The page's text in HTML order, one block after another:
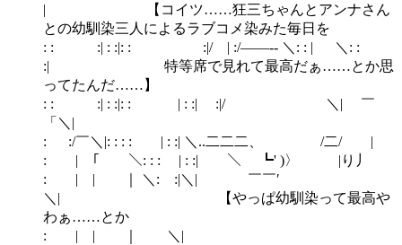
| 【コイツ……狂三ちゃんとアンナさん
との幼馴染三人によるラブコメ染みた毎日を
: : :| : :|: : :|/ | :/――‐- ＼: : | ＼: :
:| 特等席で見れて最高だぁ……とか思
ってたんだ……】
: : :| : :|: : | : :| :|/ ＼| ￣
「＼|
: :/￣＼|: : : : | : :| ＼..二二二、 /二/ |
: | ｢ ＼: : : | : :| ＼ ┗' )〉 |り丿
: | | ｜ ＼: :|＼| ￣￣′
＼| 【やっぱ幼馴染って最高や
わぁ……とか
: | | ｜ ＼|